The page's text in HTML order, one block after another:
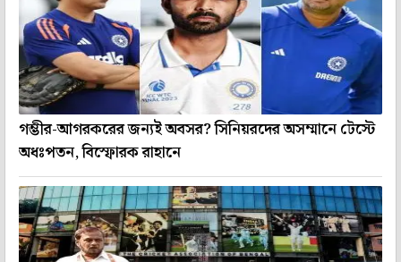
গম্ভীর-আগরকরের জন্যই অবসর? সিনিয়রদের অসম্মানে টেস্টে
অধঃপতন, বিস্ফোরক রাহানে